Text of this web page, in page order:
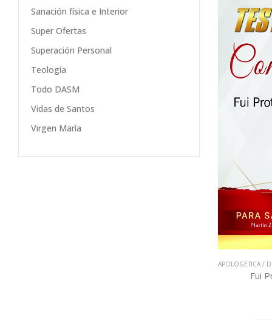
APOLOGETICA /
Fui
Sanación física e Interior
Super Ofertas
Superación Personal
Teología
Todo DASM
Vidas de Santos
Virgen María